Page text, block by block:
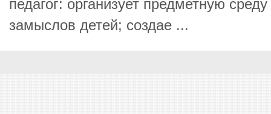
педагог: организует предметную
замыслов детей; создае ...